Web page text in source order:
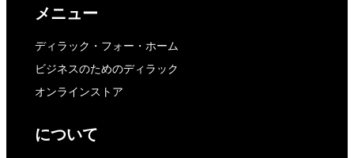
メニュー
ディラック・フォー・ホーム
ビジネスのためのディラック
オンラインストア
について